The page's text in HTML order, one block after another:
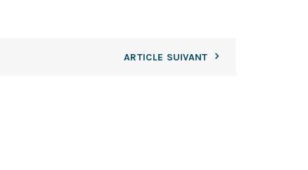
ARTICLE SUIVANT